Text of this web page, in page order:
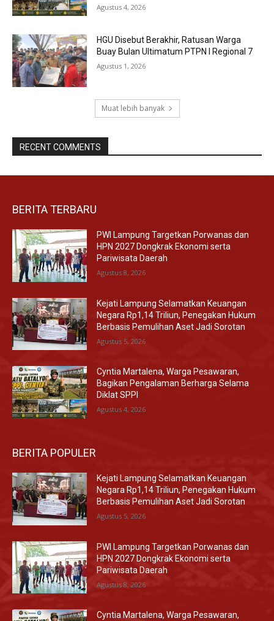
Agustus 4, 2026
HGU Disebut Berakhir, Ratusan Warga
Buay Bulan Ultimatum PTPN I Regional 7
Agustus 1, 2026
Muat lebih banyak
RECENT COMMENTS
BERITA TERBARU
PWI Lampung Targetkan Porwanas dan
HPN 2027 Dongkrak Ekonomi serta
Pariwisata Daerah
Agustus 8, 2026
Kejati Lampung Selamatkan Keuangan
Negara Rp1,14 Triliun, Penegakan Hukum
Berbasis Pemulihan Aset Jadi Sorotan
Agustus 5, 2026
Cyntia Martalena, Warga Pesawaran,
Bagikan Pengalaman Berharga Selama
Diklat SPPI
Agustus 4, 2026
BERITA POPULER
Kejati Lampung Selamatkan Keuangan
Negara Rp1,14 Triliun, Penegakan Hukum
Berbasis Pemulihan Aset Jadi Sorotan
Agustus 5, 2026
PWI Lampung Targetkan Porwanas dan
HPN 2027 Dongkrak Ekonomi serta
Pariwisata Daerah
Agustus 8, 2026
Cyntia Martalena, Warga Pesawaran,